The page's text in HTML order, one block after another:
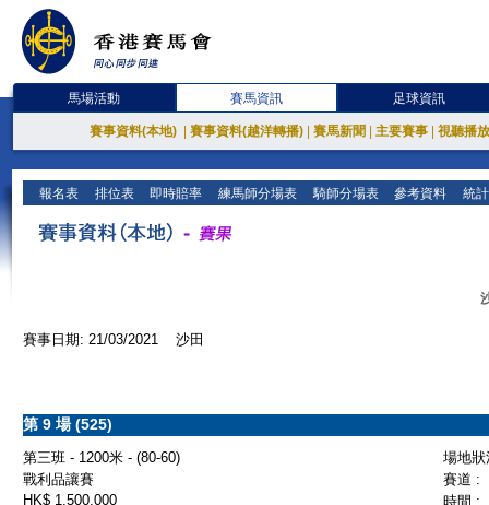
馬場活動 賽馬資訊 足球資訊
賽事資料(本地) 賽事資料(越洋轉播) 賽馬新聞 主要賽事 視聽播
報名表 排位表 即時賠率 練馬師分場表 騎師分場表 參考資料 統
賽事日期: 21/03/2021 沙田
第 9 場 (525)
第三班 - 1200米 - (80-60)
場地
戰利品讓賽
賽道 :
HK$ 1,500,000
時間 :